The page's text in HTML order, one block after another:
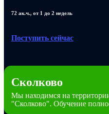
72 ак.ч., от 1 до 2 недель
Поступить сейчас
Сколково
Мы находимся на
"Сколково". Обучение